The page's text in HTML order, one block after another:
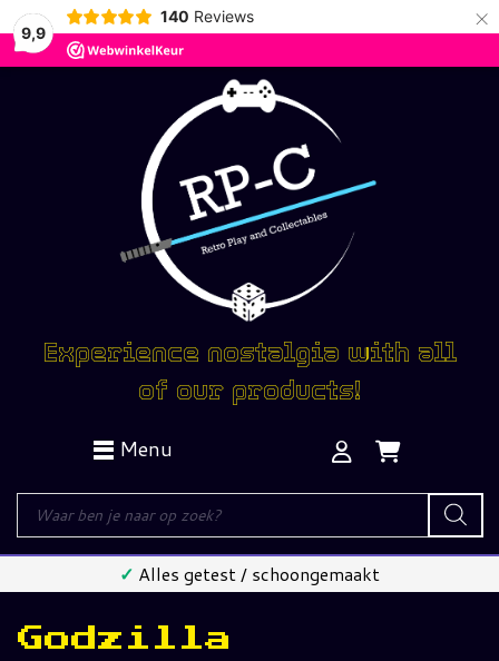
9,9
140 Reviews ×
Experience nostalgia with all
of our products!
Menu
Producten
zoeken
✓ Alles getest / schoongemaakt
Godzilla